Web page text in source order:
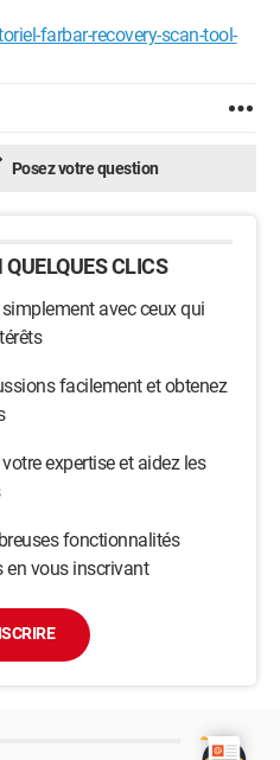
farbar-recovery-scan-tool-
Posez votre question
CLICS
avec ceux qui
facilement et obtenez
expertise et aidez les
fonctionnalités
en vous inscrivant